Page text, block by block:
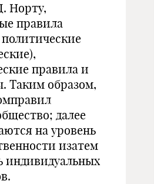
Норту,
правила
правила и
Таким образом,
далее
на уровень
изатем
индивидуальных